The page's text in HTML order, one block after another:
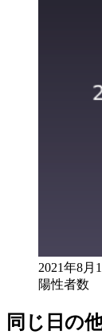
2021年8月
陽性者数
同じ日の